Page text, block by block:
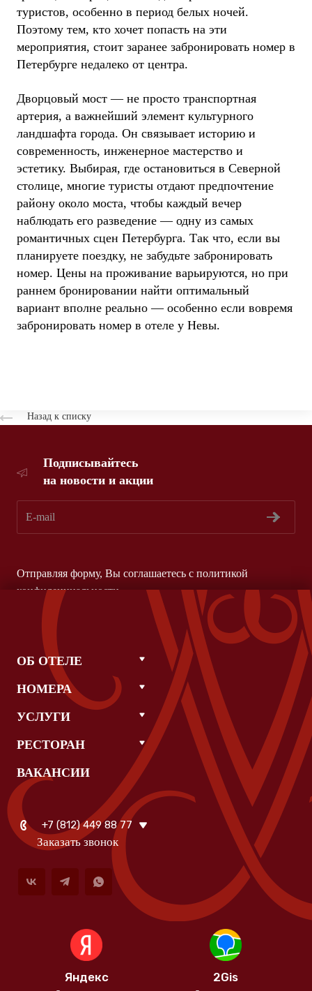
туристов, особенно в период белых ночей.
Поэтому тем, кто хочет попасть на эти
мероприятия, стоит заранее забронировать номер в
Петербурге недалеко от центра.
Дворцовый мост — не просто транспортная
артерия, а важнейший элемент культурного
ландшафта города. Он связывает историю и
современность, инженерное мастерство и
эстетику. Выбирая, где остановиться в Северной
столице, многие туристы отдают предпочтение
району около моста, чтобы каждый вечер
наблюдать его разведение — одну из самых
романтичных сцен Петербурга. Так что, если вы
планируете поездку, не забудьте забронировать
номер. Цены на проживание варьируются, но при
раннем бронировании найти оптимальный
вариант вполне реально — особенно если вовремя
забронировать номер в отеле у Невы.
Назад к списку
Подписывайтесь
на новости и акции
Отправляя форму, Вы соглашаетесь с политикой
конфиденциальности
ОБ ОТЕЛЕ
НОМЕРА
УСЛУГИ
РЕСТОРАН
ВАКАНСИИ
+7 (812) 449 88 77
Заказать звонок
Яндекс 2Gis